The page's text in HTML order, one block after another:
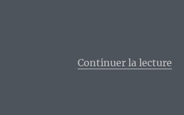
Continuer la lecture